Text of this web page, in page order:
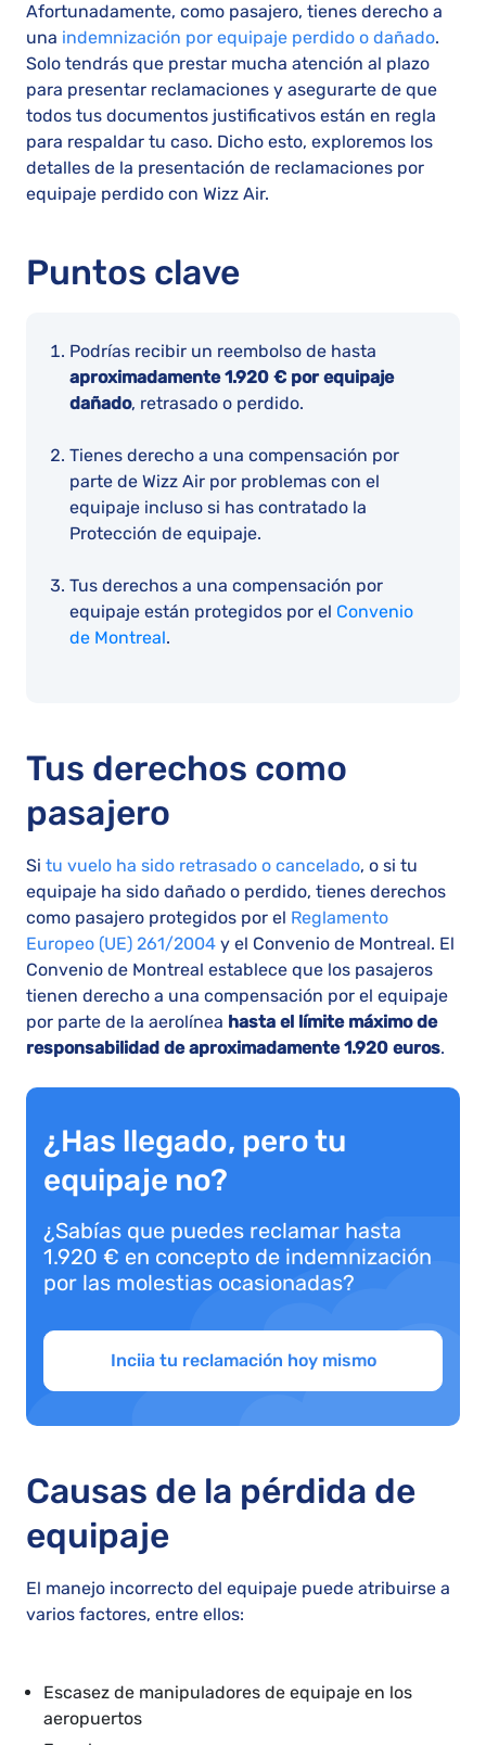
Afortunadamente, como pasajero, tienes derecho a
una indemnización por equipaje perdido o dañado.
Solo tendrás que prestar mucha atención al plazo
para presentar reclamaciones y asegurarte de que
todos tus documentos justificativos están en regla
para respaldar tu caso. Dicho esto, exploremos los
detalles de la presentación de reclamaciones por
equipaje perdido con Wizz Air.
Puntos clave
Podrías recibir un reembolso de hasta
aproximadamente 1.920 € por equipaje
dañado, retrasado o perdido.
Tienes derecho a una compensación por
parte de Wizz Air por problemas con el
equipaje incluso si has contratado la
Protección de equipaje.
Tus derechos a una compensación por
equipaje están protegidos por el Convenio
de Montreal.
Tus derechos como
pasajero
Si tu vuelo ha sido retrasado o cancelado, o si tu
equipaje ha sido dañado o perdido, tienes derechos
como pasajero protegidos por el Reglamento
Europeo (UE) 261/2004 y el Convenio de Montreal. El
Convenio de Montreal establece que los pasajeros
tienen derecho a una compensación por el equipaje
por parte de la aerolínea hasta el límite máximo de
responsabilidad de aproximadamente 1.920 euros.
¿Has llegado, pero tu
equipaje no?
¿Sabías que puedes reclamar hasta
1.920 € en concepto de indemnización
por las molestias ocasionadas?
Inciia tu reclamación hoy mismo
Causas de la pérdida de
equipaje
El manejo incorrecto del equipaje puede atribuirse a
varios factores, entre ellos:
Escasez de manipuladores de equipaje en los
aeropuertos